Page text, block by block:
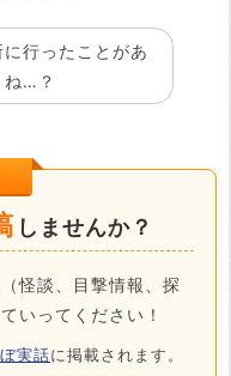
行ったことがあ
ね…？
しませんか？
怪談、目撃情報、探
いってください！
実話に掲載されます。